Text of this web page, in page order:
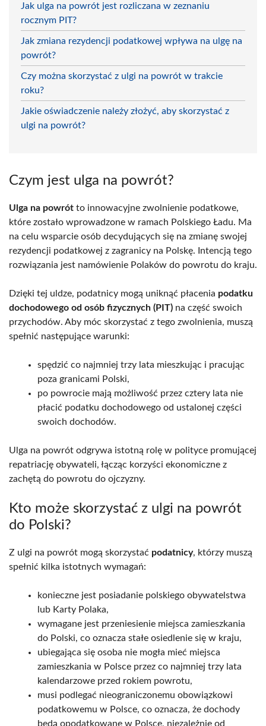
Jak ulga na powrót jest rozliczana w zeznaniu
rocznym PIT?
Jak zmiana rezydencji podatkowej wpływa na ulgę na
powrót?
Czy można skorzystać z ulgi na powrót w trakcie
roku?
Jakie oświadczenie należy złożyć, aby skorzystać z
ulgi na powrót?
Czym jest ulga na powrót?
Ulga na powrót to innowacyjne zwolnienie podatkowe,
które zostało wprowadzone w ramach Polskiego Ładu. Ma
na celu wsparcie osób decydujących się na zmianę swojej
rezydencji podatkowej z zagranicy na Polskę. Intencją tego
rozwiązania jest namówienie Polaków do powrotu do kraju.
Dzięki tej uldze, podatnicy mogą uniknąć płacenia podatku
dochodowego od osób fizycznych (PIT) na część swoich
przychodów. Aby móc skorzystać z tego zwolnienia, muszą
spełnić następujące warunki:
spędzić co najmniej trzy lata mieszkując i pracując
poza granicami Polski,
po powrocie mają możliwość przez cztery lata nie
płacić podatku dochodowego od ustalonej części
swoich dochodów.
Ulga na powrót odgrywa istotną rolę w polityce promującej
repatriację obywateli, łącząc korzyści ekonomiczne z
zachętą do powrotu do ojczyzny.
Kto może skorzystać z ulgi na powrót
do Polski?
Z ulgi na powrót mogą skorzystać podatnicy, którzy muszą
spełnić kilka istotnych wymagań:
konieczne jest posiadanie polskiego obywatelstwa
lub Karty Polaka,
wymagane jest przeniesienie miejsca zamieszkania
do Polski, co oznacza stałe osiedlenie się w kraju,
ubiegająca się osoba nie mogła mieć miejsca
zamieszkania w Polsce przez co najmniej trzy lata
kalendarzowe przed rokiem powrotu,
musi podlegać nieograniczonemu obowiązkowi
podatkowemu w Polsce, co oznacza, że dochody
będą opodatkowane w Polsce, niezależnie od